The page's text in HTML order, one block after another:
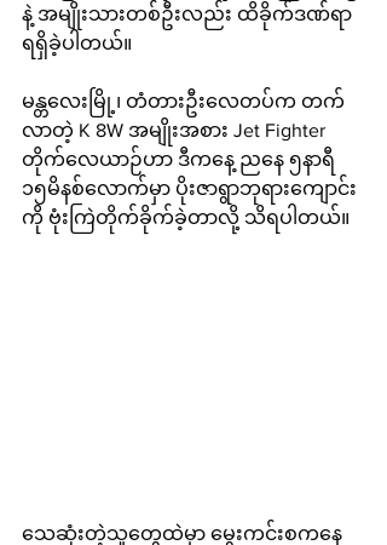
နဲ့ အမျိုးသားတစ်ဦးလည်း ထိခိုက်ဒဏ်ရာ
ရရှိခဲ့ပါတယ်။
မန္တလေးမြို့၊ တံတားဦးလေတပ်က တက်
လာတဲ့ K 8W အမျိုးအစား Jet Fighter
တိုက်လေယာဉ်ဟာ ဒီကနေ့ ညနေ ၅နာရီ
၁၅မိနစ်လောက်မှာ ပိုးဇာရွာဘုရားကျောင်း
ကို ဗုံးကြဲတိုက်ခိုက်ခဲ့တာလို့ သိရပါတယ်။
သေဆုံးတဲ့သူတွေထဲမှာ မွေးကင်းစကနေ